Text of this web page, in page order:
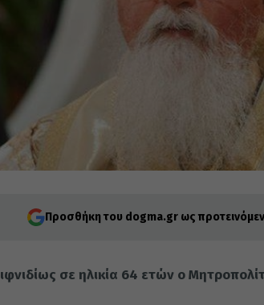
Προσθήκη του dogma.gr ως
σε ηλικία 64 ετών ο